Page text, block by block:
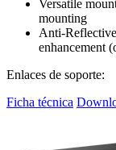
Versatile
mounting
Anti-
enhancement
Enlaces de soporte:
Ficha técnica